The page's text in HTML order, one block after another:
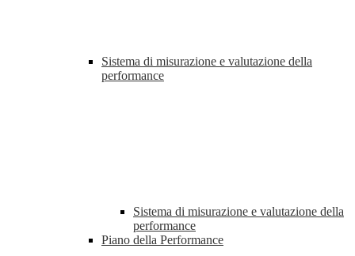
Sistema di misurazione e valutazione della
performance
Sistema di misurazione e valutazione della
performance
Piano della Performance